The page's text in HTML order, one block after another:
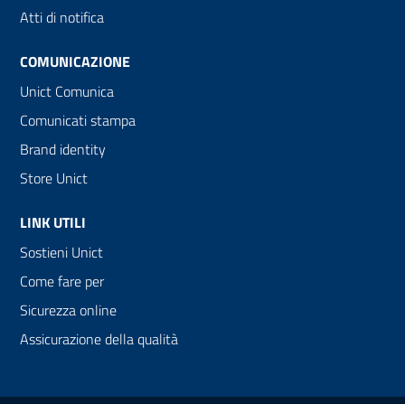
Atti di notifica
COMUNICAZIONE
Unict Comunica
Comunicati stampa
Brand identity
Store Unict
LINK UTILI
Sostieni Unict
Come fare per
Sicurezza online
Assicurazione della qualità